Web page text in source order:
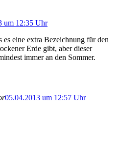
um 12:35 Uhr
es eine extra Bezeichnung für den
Erde gibt, aber dieser
immer an den Sommer.
05.04.2013 um 12:57 Uhr